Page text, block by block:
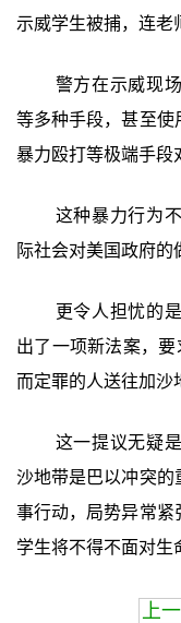
示威学生被捕，连老
警方在示威现
等多种手段，甚至使
暴力殴打等极端手段
这种暴力行为
际社会对美国政府的
更令人担忧的
出了一项新法案，要
而定罪的人送往加沙
这一提议无疑
沙地带是巴以冲突的
事行动，局势异常紧
学生将不得不面对生
上